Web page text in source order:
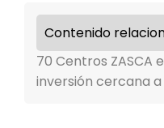
Contenido
70 Centros ZASCA
inversión cercana a